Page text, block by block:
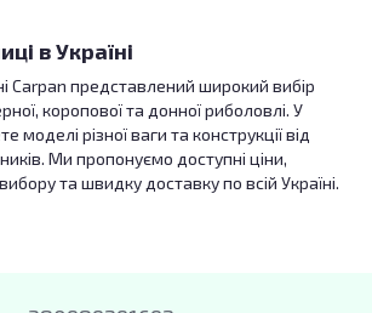
в Україні
Carpan представлений широкий вибір
коропової та донної риболовлі. У
моделі різної ваги та конструкції від
Ми пропонуємо доступні ціни,
та швидку доставку по всій Україні.